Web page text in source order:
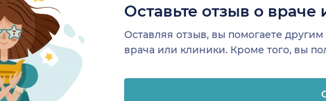
Оставьте отзыв о враче
Оставляя отзыв, вы помогаете
врача или клиники. Кроме того, вы